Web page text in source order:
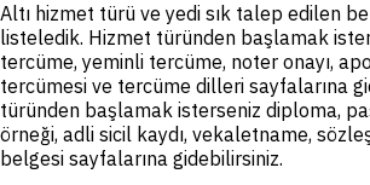
Altı hizmet türü ve yedi sık talep edilen
listeledik. Hizmet türünden başlamak
tercüme, yeminli tercüme, noter onayı,
tercümesi ve tercüme dilleri sayfalarına
türünden başlamak isterseniz diploma,
örneği, adli sicil kaydı, vekaletname,
belgesi sayfalarına gidebilirsiniz.